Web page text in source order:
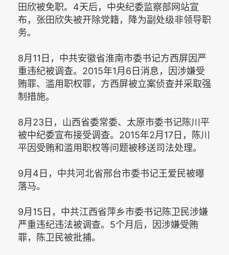
田欣被免职。4天后，中央纪委监察部网站宣
布，张田欣失被开除党籍，降为副处级非领导职
务。
8月11日，中共安徽省淮南市委书记方西屏因严
重违纪被调查。2015年1月6日消息，因涉嫌受
贿罪、滥用职权罪，方西屏被立案侦查并采取强
制措施。
8月23日，山西省委常委、太原市委书记陈川平
被中纪委宣布接受调查。2015年2月17日，陈川
平因受贿和滥用职权等问题被移送司法处理。
9月4日，中共河北省邢台市委书记王爱民被曝
落马。
9月15日，中共江西省萍乡市委书记陈卫民涉嫌
严重违纪违法被调查。5个月后，因涉嫌受贿
罪，陈卫民被批捕。